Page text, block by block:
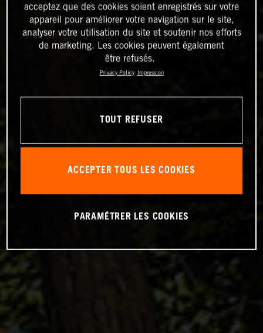
acceptez que des cookies soient enregistrés sur votre
appareil pour améliorer votre navigation sur le site,
analyser votre utilisation du site et soutenir nos efforts
de marketing. Les cookies peuvent également
être refusés.
Privacy Policy Impression
TOUT REFUSER
ACCEPTER TOUS LES COOKIES
PARAMÉTRER LES COOKIES